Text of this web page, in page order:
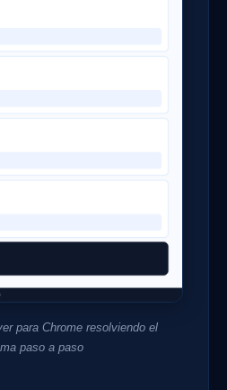
para Chrome resolviendo el
paso a paso